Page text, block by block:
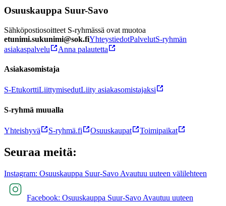
Osuuskauppa Suur-Savo
Sähköpostiosoitteet S-ryhmässä ovat muotoa
etunimi.sukunimi@sok.fiYhteystiedotPalvelutS-ryhmän
asiakaspalvelu
Anna palautetta
Asiakasomistaja
S-EtukorttiLiittymisedutLiity asiakasomistajaksi
S-ryhmä muualla
Yhteishyvä S-ryhmä.fi Osuuskaupat Toimipaikat
Seuraa meitä:
Instagram: Osuuskauppa Suur-Savo Avautuu uuteen välilehteen
Facebook: Osuuskauppa Suur-Savo Avautuu uuteen